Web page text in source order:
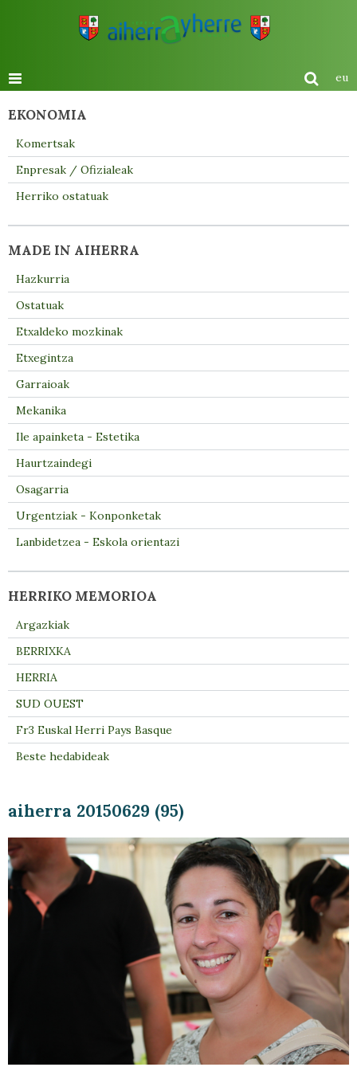
eu
aiherra 20150629 (95)
EKONOMIA
Komertsak
Enpresak / Ofizialeak
Herriko ostatuak
MADE IN AIHERRA
Hazkurria
Ostatuak
Etxaldeko mozkinak
Etxegintza
Garraioak
Mekanika
Ile apainketa - Estetika
Haurtzaindegi
Osagarria
Urgentziak - Konponketak
Lanbidetzea - Eskola orientazi
HERRIKO MEMORIOA
Argazkiak
BERRIXKA
HERRIA
SUD OUEST
Fr3 Euskal Herri Pays Basque
Beste hedabideak